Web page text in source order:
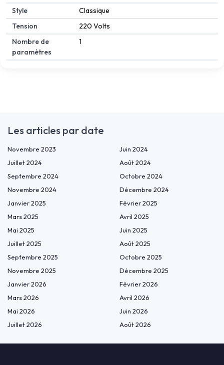
Style
Classique
Tension
220 Volts
Nombre de
paramètres
1
Les articles par date
Novembre 2023
Juin 2024
Juillet 2024
Août 2024
Septembre 2024
Octobre 2024
Novembre 2024
Décembre 2024
Janvier 2025
Février 2025
Mars 2025
Avril 2025
Mai 2025
Juin 2025
Juillet 2025
Août 2025
Septembre 2025
Octobre 2025
Novembre 2025
Décembre 2025
Janvier 2026
Février 2026
Mars 2026
Avril 2026
Mai 2026
Juin 2026
Juillet 2026
Août 2026